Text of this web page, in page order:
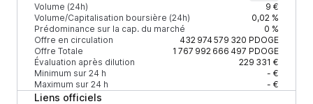
Volume (24h)
9 €
Volume/Capitalisation boursière (24h)
0,02 %
Prédominance sur la cap. du marché
0 %
Offre en circulation
432 974 579 320 PDOGE
Offre Totale
1 767 992 666 497 PDOGE
Évaluation après dilution
229 331 €
Minimum sur 24 h
- €
Maximum sur 24 h
- €
Liens officiels